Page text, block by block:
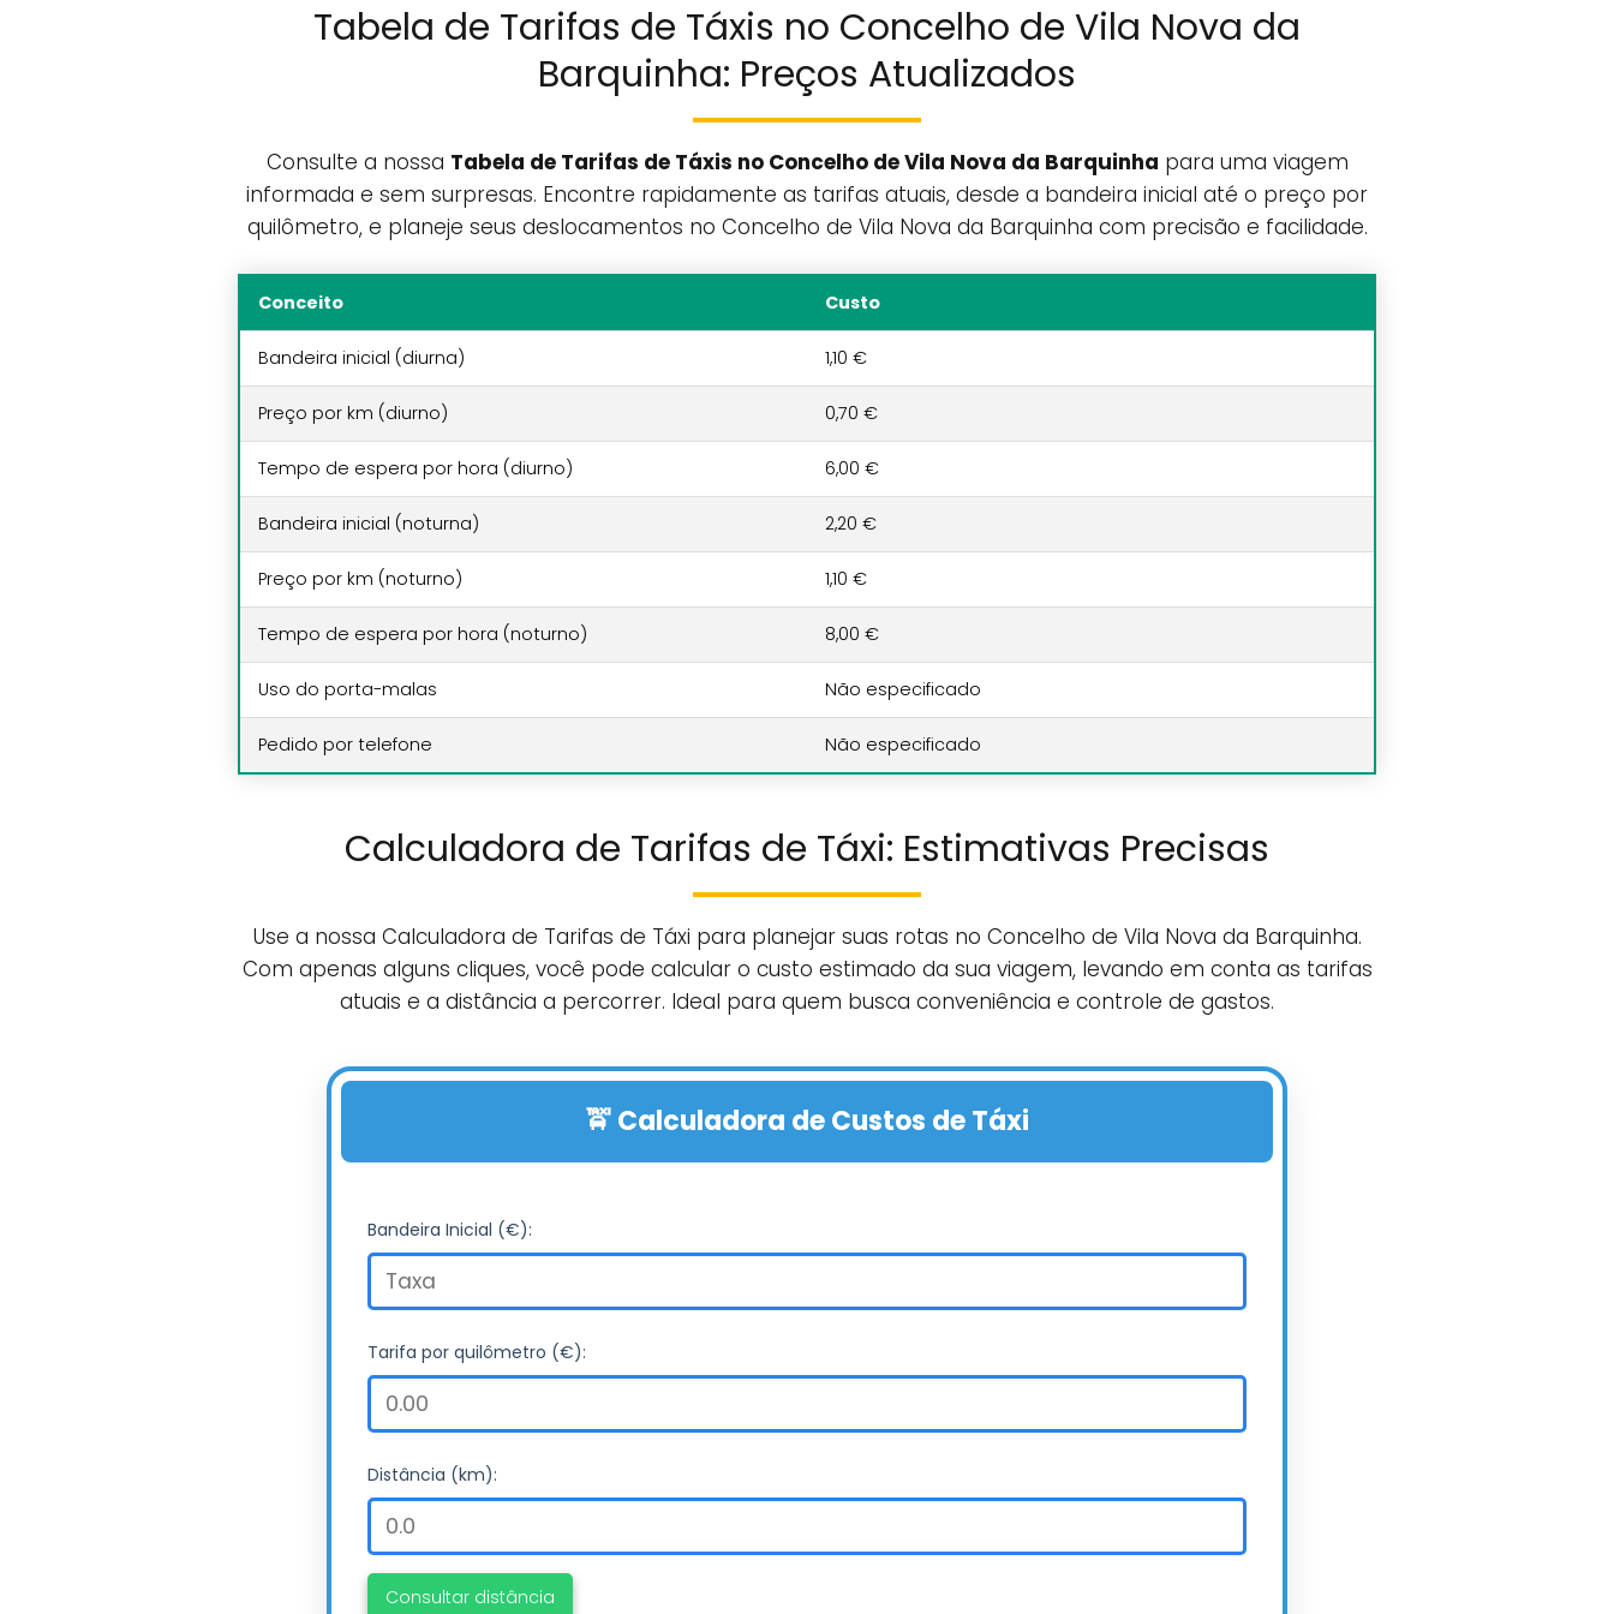
Tabela de Tarifas de Táxis no Concelho de Vila Nova da
Barquinha: Preços Atualizados
Consulte a nossa Tabela de Tarifas de Táxis no Concelho de Vila Nova da Barquinha para uma viagem
informada e sem surpresas. Encontre rapidamente as tarifas atuais, desde a bandeira inicial até o preço por
quilômetro, e planeje seus deslocamentos no Concelho de Vila Nova da Barquinha com precisão e facilidade.
Conceito Custo
Bandeira inicial (diurna) 1,10 €
Preço por km (diurno) 0,70 €
Tempo de espera por hora (diurno) 6,00 €
Bandeira inicial (noturna) 2,20 €
Preço por km (noturno) 1,10 €
Tempo de espera por hora (noturno) 8,00 €
Uso do porta-malas Não especificado
Pedido por telefone Não especificado
Calculadora de Tarifas de Táxi: Estimativas Precisas
Use a nossa Calculadora de Tarifas de Táxi para planejar suas rotas no Concelho de Vila Nova da Barquinha.
Com apenas alguns cliques, você pode calcular o custo estimado da sua viagem, levando em conta as tarifas
atuais e a distância a percorrer. Ideal para quem busca conveniência e controle de gastos.
🚖 Calculadora de Custos de Táxi
Bandeira Inicial (€):
Tarifa por quilômetro (€):
Distância (km):
Consultar distância